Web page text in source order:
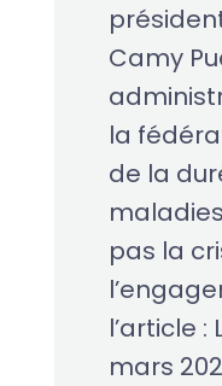
Camy
la
de la
pas la
l’article :
mars